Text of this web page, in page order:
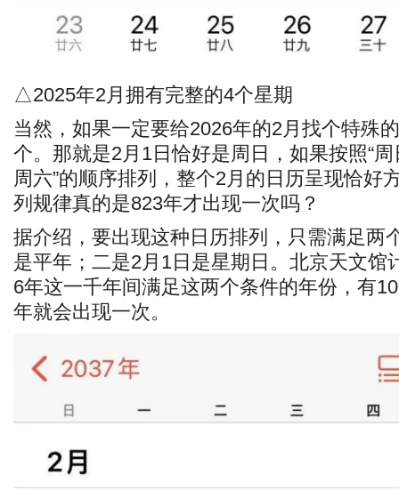
△2025年2月拥有完整的4个星期
当然，如果一定要给2026年的2月找个特殊
个。那就是2月1日恰好是周日，如果按照“
周六”的顺序排列，整个2月的日历呈现恰好
列规律真的是823年才出现一次吗？
据介绍，要出现这种日历排列，只需满足两
是平年；二是2月1日是星期日。北京天文馆
6年这一千年间满足这两个条件的年份，有
年就会出现一次。